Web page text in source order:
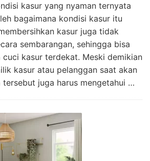
kasur yang nyaman ternyata
bagaimana kondisi kasur itu
kasur juga tidak
sembarangan, sehingga bisa
cuci kasur terdekat. Meski demikian
kasur atau pelanggan saat akan
tersebut juga harus mengetahui …